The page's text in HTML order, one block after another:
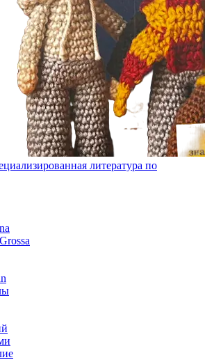
литература по